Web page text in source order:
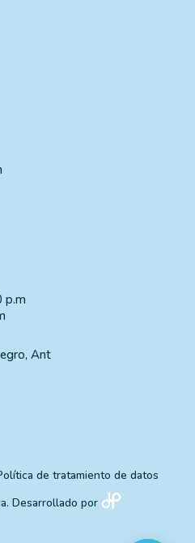
p.m
Ant
de tratamiento de datos
Desarrollado por